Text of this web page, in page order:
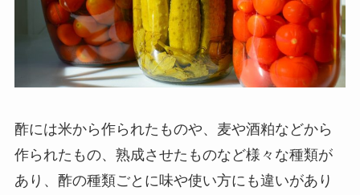
酢には米から作られたものや、麦や酒粕などから
作られたもの、熟成させたものなど様々な種類が
あり、酢の種類ごとに味や使い方にも違いがあり